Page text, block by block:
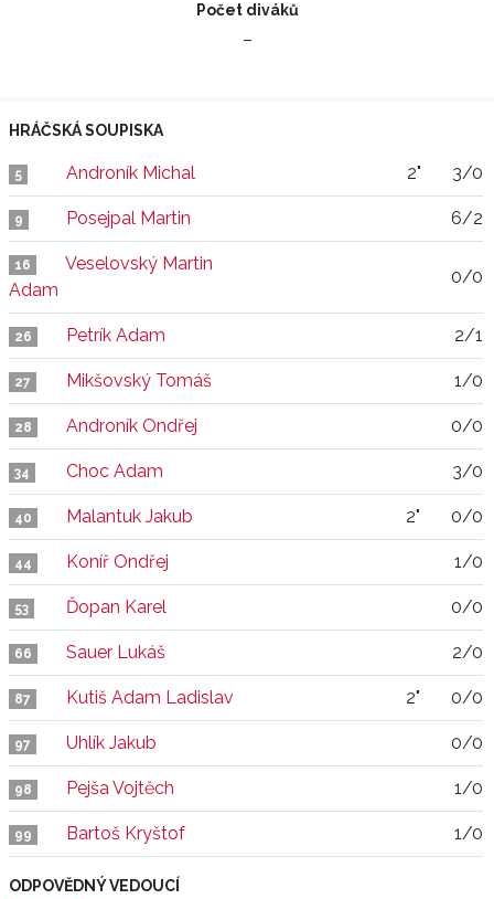
Počet diváků
–
HRÁČSKÁ SOUPISKA
5 Androník Michal 2" 3/0
9 Posejpal Martin 6/2
16
Veselovský Martin
Adam
0/0
26 Petrík Adam 2/1
27 Mikšovský Tomáš 1/0
28 Androník Ondřej 0/0
34 Choc Adam 3/0
40 Malantuk Jakub 2" 0/0
44 Koníř Ondřej 1/0
53 Ďopan Karel 0/0
66 Sauer Lukáš 2/0
87 Kutiš Adam Ladislav 2" 0/0
97 Uhlík Jakub 0/0
98 Pejša Vojtěch 1/0
99 Bartoš Kryštof 1/0
ODPOVĚDNÝ VEDOUCÍ